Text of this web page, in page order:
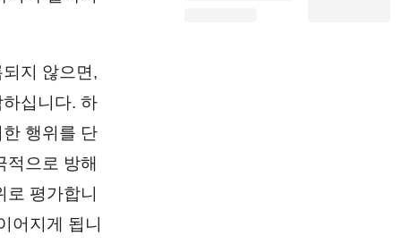
지 않으면,
십니다. 하
행위를 단
적으로 방해
평가합니
어지게 됩니